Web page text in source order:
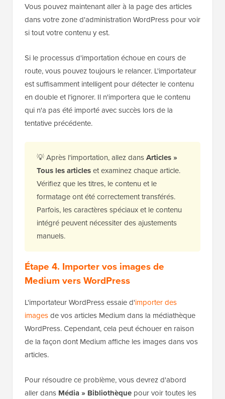
Vous pouvez maintenant aller à la page des articles
dans votre zone d'administration WordPress pour voir
si tout votre contenu y est.
Si le processus d'importation échoue en cours de
route, vous pouvez toujours le relancer. L'importateur
est suffisamment intelligent pour détecter le contenu
en double et l'ignorer. Il n'importera que le contenu
qui n'a pas été importé avec succès lors de la
tentative précédente.
💡 Après l'importation, allez dansArticles »
Tous les articleset examinez chaque article.
Vérifiez que les titres, le contenu et le
formatage ont été correctement transférés.
Parfois, les caractères spéciaux et le contenu
intégré peuvent nécessiter des ajustements
manuels.
Étape 4. Importer vos images de
Medium vers WordPress
L'importateur WordPress essaie d'importer des
imagesde vos articles Medium dans la médiathèque
WordPress. Cependant, cela peut échouer en raison
de la façon dont Medium affiche les images dans vos
articles.
Pour résoudre ce problème, vous devrez d'abord
aller dans Média » Bibliothèque pour voir toutes les